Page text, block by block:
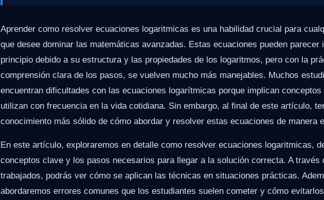
Aprender como resolver ecuaciones logaritmicas es una habilidad crucial para
que desee dominar las matemáticas avanzadas. Estas ecuaciones pueden parecer
principio debido a su estructura y las propiedades de los logaritmos, pero con la
comprensión clara de los pasos, se vuelven mucho más manejables. Muchos
encuentran dificultades con las ecuaciones logarítmicas porque implican conceptos
utilizan con frecuencia en la vida cotidiana. Sin embargo, al final de este artículo,
conocimiento más sólido de cómo abordar y resolver estas ecuaciones de manera
En este artículo, exploraremos en detalle como resolver ecuaciones logaritmicas,
conceptos clave y los pasos necesarios para llegar a la solución correcta. A través
trabajados, podrás ver cómo se aplican las técnicas en situaciones prácticas.
abordaremos errores comunes que los estudiantes suelen cometer y cómo